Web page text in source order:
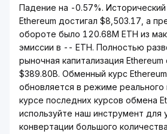
Падение на -0.57%.
Ethereum достигал $8,503.17, а
обороте было 120.68M ETH из
эмиссии в -- ETH. Полностью
рыночная капитализация Ethereum
$389.80B. Обменный курс
обновляется в режиме реального
курсе последних курсов обмена
используйте наш инструмент для
конвертации большого